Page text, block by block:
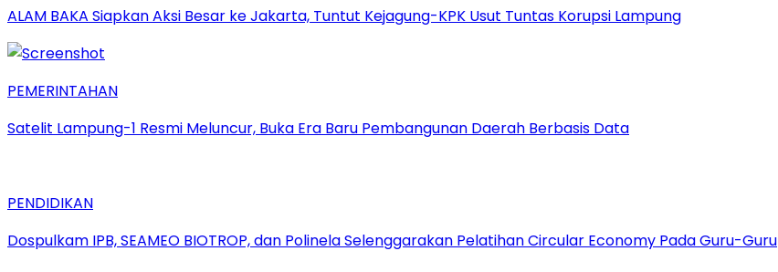
ALAM BAKA Siapkan Aksi Besar ke Jakarta, Tuntut Kejagung-KPK Usut Tuntas Korupsi Lampung
PEMERINTAHAN
Satelit Lampung-1 Resmi Meluncur, Buka Era Baru Pembangunan Daerah Berbasis Data
PENDIDIKAN
Dospulkam IPB, SEAMEO BIOTROP, dan Polinela Selenggarakan Pelatihan Circular Economy Pada Guru-Guru